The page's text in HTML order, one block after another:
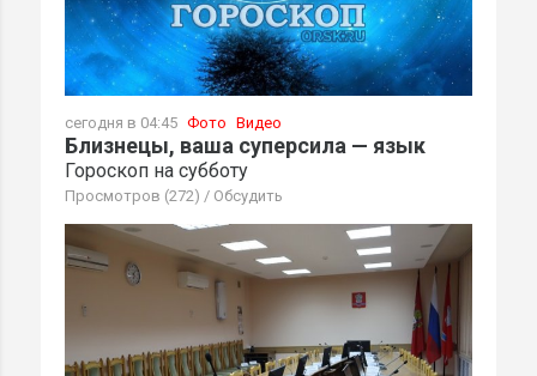
сегодня в 04:45 Фото Видео
Близнецы, ваша суперсила — язык
Гороскоп на субботу
Просмотров (272) / Обсудить